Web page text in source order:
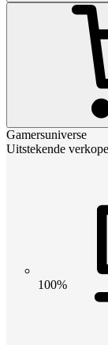
Gamersuniverse
Uitstekende
100%